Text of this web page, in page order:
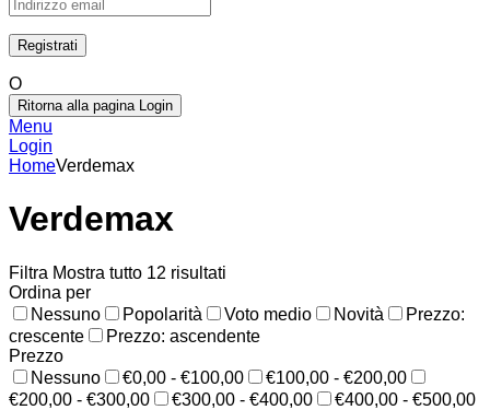
O
Ritorna alla pagina Login
Menu
Login
HomeVerdemax
Verdemax
Filtra Mostra tutto 12 risultati
Ordina per
Nessuno
Popolarità Voto medio Novità
Prezzo:
crescente
Prezzo: ascendente
Prezzo
Nessuno
€0,00 - €100,00
€100,00 - €200,00
€200,00 - €300,00
€300,00 - €400,00
€400,00 - €500,00